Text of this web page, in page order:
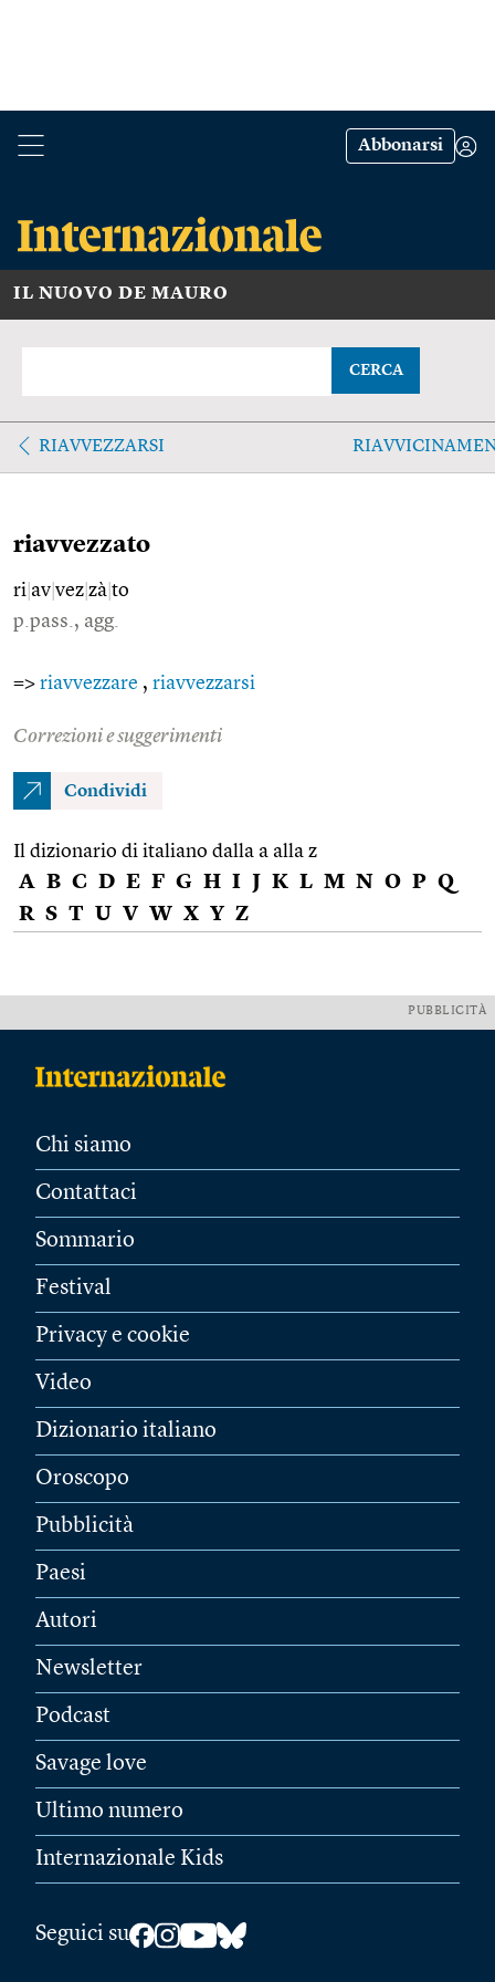
Abbonarsi
IL NUOVO DE MAURO
CERCA
RIAVVEZZARSI
riavvezzato
ri av vez zà to
p.pass., agg.
=> riavvezzare , riavvezzarsi
Correzioni e suggerimenti
Condividi
Il dizionario di italiano dalla a alla z
A B C D E F G H I J K L M N O P Q
R S T U V W X Y Z
PUBBLICITÀ
Chi siamo
Contattaci
Sommario
Festival
Privacy e cookie
Video
Dizionario italiano
Oroscopo
Pubblicità
Paesi
Autori
Newsletter
Podcast
Savage love
Ultimo numero
Internazionale Kids
Seguici su